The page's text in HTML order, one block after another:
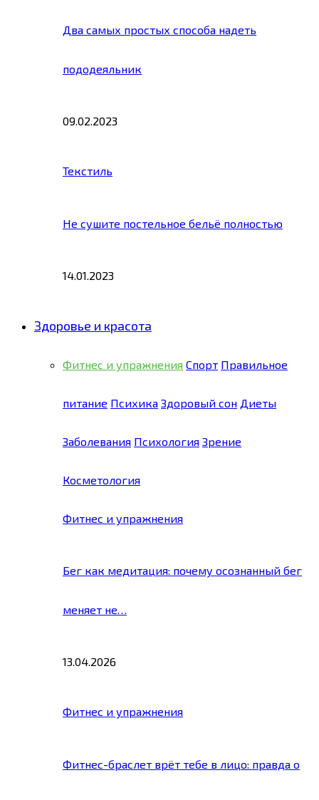
Два самых простых способа надеть
пододеяльник
09.02.2023
Текстиль
Не сушите постельное бельё полностью
14.01.2023
Здоровье и красота
Фитнес и упражнения Спорт Правильное
питание Психика Здоровый сон Диеты
Заболевания Психология Зрение
Косметология
Фитнес и упражнения
Бег как медитация: почему осознанный бег
меняет не…
13.04.2026
Фитнес и упражнения
Фитнес-браслет врёт тебе в лицо: правда о